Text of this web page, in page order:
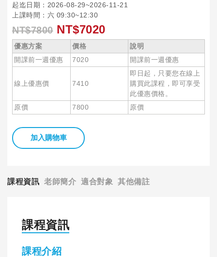
起迄日期：2026-08-29~2026-11-21
上課時間：六 09:30~12:30
NT$7800 NT$7020
優惠方案 價格
說明
開課前一週優惠
7020 開課前一週優惠
線上優惠價 7410
即日起，只要您在線上
購買此課程，即可享受
此優惠價格。
原價
7800 原價
加入購物車
課程資訊 老師簡介 適合對象 其他備註
課程資訊
課程介紹